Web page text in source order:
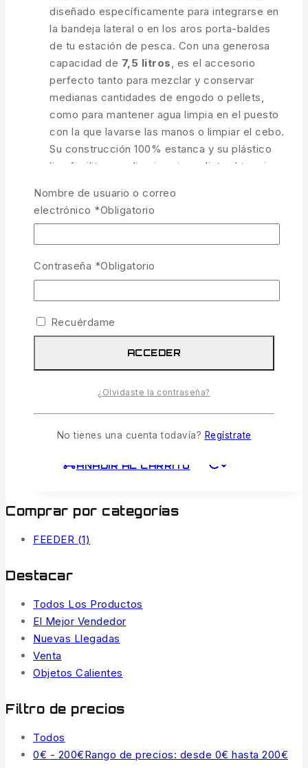
diseñado específicamente para integrarse en
la bandeja lateral o en los aros porta-baldes
de tu estación de pesca. Con una generosa
capacidad de 7,5 litros , es el accesorio
perfecto tanto para mezclar y conservar
medianas cantidades de engodo o pellets,
como para mantener agua limpia en el puesto
con la que lavarse las manos o limpiar el cebo.
Su construcción 100% estanca y su plástico
liso facilitan una limpieza inmediata al terminar
Capacidad de 7,5 Litros:
intermedio ideal para sesiones de un día
o jornadas de competición.
Plástico Estanco y Rígido:
Paredes Internas Lisas:Evitan que el
engodo se quede pegado en las
esquinas, facilitando el mezclado.
Ajuste Preston Oficial:Diseñado para
encajar a la perfección en los aros porta-
cuencos redondos de la marca.
AÑADIR AL CARRITO
Comprar por categorías
FEEDER (1)
Destacar
Todos Los Productos
El Mejor Vendedor
Nuevas Llegadas
Venta
Objetos Calientes
Filtro de precios
Todos
0€ - 200€Rango de precios: desde 0€ hasta 200€
Nombre de usuario o correo
electrónico *Obligatorio
Contraseña *Obligatorio
Recuérdame
ACCEDER
¿Olvidaste la contraseña?
No tienes una cuenta todavía? Regístrate